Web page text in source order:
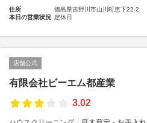
住所
徳島県吉野川市山川町恵下22-2
本日の営業状況 定休日
店舗公式
有限会社ビーエム都産業
3.02